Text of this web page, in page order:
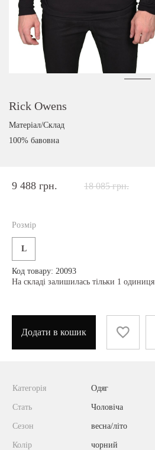
Rick Owens
Матеріал/Склад
100% бавовна
9 488 грн. 18 085 грн.
Розмір
L
Код товару: 20093
На складі залишилась тільки 1 одиниця
Додати в кошик
Категорія Одяг
Стать Чоловіча
Сезон весна/літо
Колір чорний